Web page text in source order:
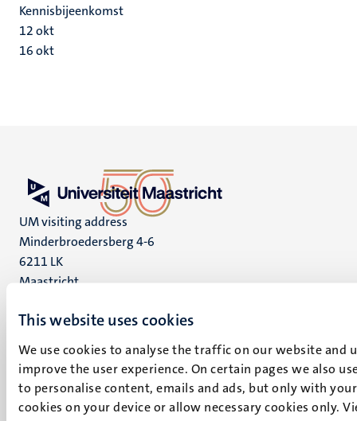
This website uses cookies
We use cookies to analyse the traffic on our website and
improve the user experience. On certain pages we also
to personalise content, emails and ads, but only with
cookies on your device or allow necessary cookies only.
Kennisbijeenkomst
12okt
16okt
UM visiting address
Minderbroedersberg 4-6
6211 LK
Maastricht
P.O. Box 616
6200 MD
Maastricht
Bluesky